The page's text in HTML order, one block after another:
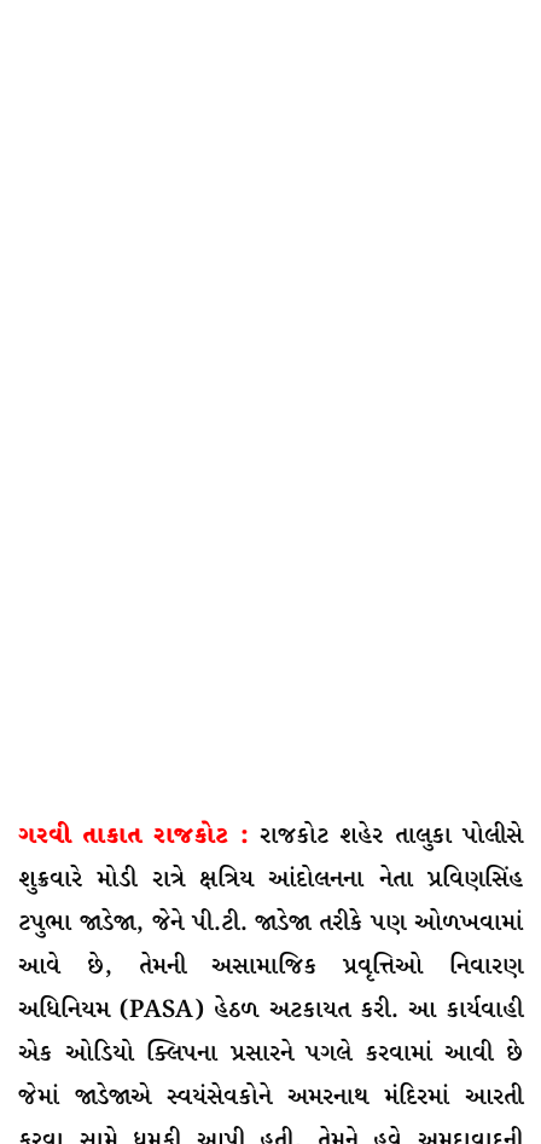
ગરવી તાકાત રાજકોટ : રાજકોટ શહેર તાલુકા પોલીસે
શુક્રવારે મોડી રાત્રે ક્ષત્રિય આંદોલનના નેતા પ્રવિણસિંહ
ટપુભા જાડેજા, જેને પી.ટી. જાડેજા તરીકે પણ ઓળખવામાં
આવે છે, તેમની અસામાજિક પ્રવૃત્તિઓ નિવારણ
અધિનિયમ (PASA) હેઠળ અટકાયત કરી. આ કાર્યવાહી
એક ઓડિયો ક્લિપના પ્રસારને પગલે કરવામાં આવી છે
જેમાં જાડેજાએ સ્વયંસેવકોને અમરનાથ મંદિરમાં આરતી